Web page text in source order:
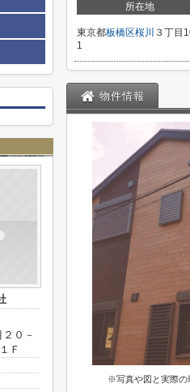
所在地
東京都板橋区桜川 ３丁目
1
物件情報
※写真や図と実際の
０－
Ｆ